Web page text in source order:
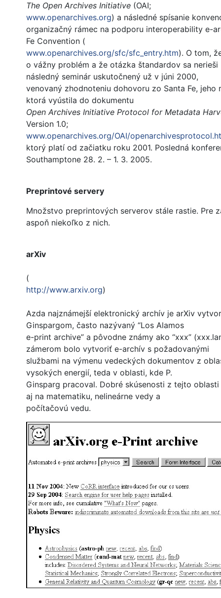
The Open Archives Initiative (OAI;
www.openarchives.org) a následné spísanie
organizačný rámec na podporu interoperability e-
Fe Convention (
www.openarchives.org/sfc/sfc_entry.htm). O tom,
o vážny problém a že otázka štandardov sa
následný seminár uskutočnený už v júni 2000,
venovaný zhodnoteniu dohovoru zo Santa Fe, jeho
ktorá vyústila do dokumentu
Open Archives Initiative Protocol for Metadata
Version 1.0;
www.openarchives.org/OAI/
ktorý platí od začiatku roku 2001. Posledná
Southamptone 28. 2. – 1. 3. 2005.
Preprintové servery
Množstvo preprintových serverov stále rastie. Pre
aspoň niekoľko z nich.
arXiv
(
http://www.arxiv.org)
Azda najznámejší elektronický archív je arXiv
Ginspargom, často nazývaný “Los Alamos
e-print archive” a pôvodne známy ako “xxx”
zámerom bolo vytvoriť e-archív s požadovanými
službami na výmenu vedeckých dokumentov z
vysokých energií, teda v oblasti, kde P.
Ginsparg pracoval. Dobré skúsenosti z tejto
aj na matematiku, nelineárne vedy a
počítačovú vedu.